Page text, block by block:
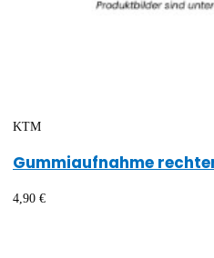
KTM
Gummiaufnahme
4,90 €